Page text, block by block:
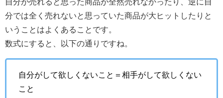
自分が売れると思った商品が全然売れなかったり、逆に自
分では全く売れないと思っていた商品が大ヒットしたりと
いうことはよくあることです。
数式にすると、以下の通りですね。
自分がして欲しくないこと＝相手がして欲しくない
こと